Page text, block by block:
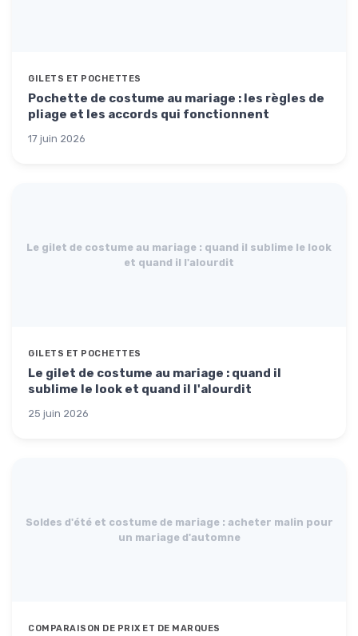
GILETS ET POCHETTES
Pochette de costume au mariage : les règles de
pliage et les accords qui fonctionnent
17 juin 2026
Le gilet de costume au mariage : quand il sublime le look
et quand il l'alourdit
GILETS ET POCHETTES
Le gilet de costume au mariage : quand il
sublime le look et quand il l'alourdit
25 juin 2026
Soldes d'été et costume de mariage : acheter malin pour
un mariage d'automne
COMPARAISON DE PRIX ET DE MARQUES